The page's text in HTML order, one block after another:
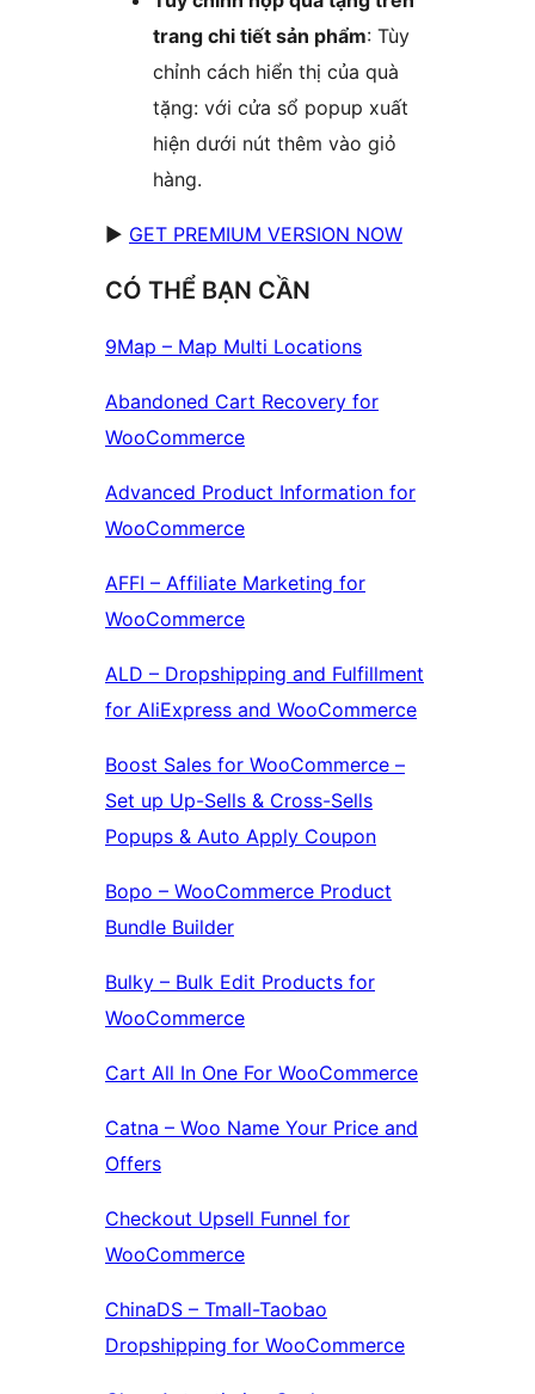
trang chi tiết sản phẩm: Tùy
chỉnh cách hiển thị của quà
tặng: với cửa sổ popup xuất
hiện dưới nút thêm vào giỏ
hàng.
► GET PREMIUM VERSION NOW
CÓ THỂ BẠN CẦN
9Map – Map Multi Locations
Abandoned Cart Recovery for
WooCommerce
Advanced Product Information for
WooCommerce
AFFI – Affiliate Marketing for
WooCommerce
ALD – Dropshipping and Fulfillment
for AliExpress and WooCommerce
Boost Sales for WooCommerce –
Set up Up-Sells & Cross-Sells
Popups & Auto Apply Coupon
Bopo – WooCommerce Product
Bundle Builder
Bulky – Bulk Edit Products for
WooCommerce
Cart All In One For WooCommerce
Catna – Woo Name Your Price and
Offers
Checkout Upsell Funnel for
WooCommerce
ChinaDS – Tmall-Taobao
Dropshipping for WooCommerce